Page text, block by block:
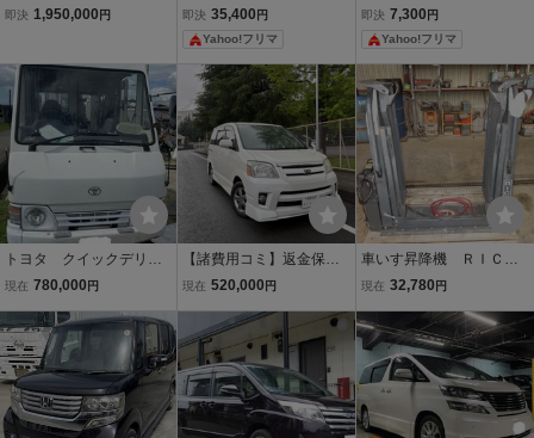
サイドリフトアップチル
即決 1,950,000 円
-DC Charger ドライブチ
ャージャー 600W 走行充
即決 35,400 円
Yahoo!フリマ
ドミラン PU-557 アンバ
ー色 10枚入3セット計30
即決 7,300 円
Yahoo!フリマ
トヨタ クイックデリバ
リー 車検2年付き！ 福
ポ キッチンカー キャ
ンピングカー
現在 780,000 円
【諸費用コミ】返金保証
付:★中古車☆南足柄市★
バックカメラ 神奈川県
現在 520,000 円
車いす昇降機 ＲＩＣＯ
Ｎ S1231-P10100100
限定
現在 32,780 円